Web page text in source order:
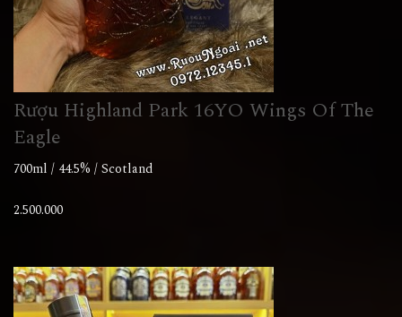
Rượu Highland Park 16YO Wings Of The
Eagle
700ml / 44.5% / Scotland
2.500.000